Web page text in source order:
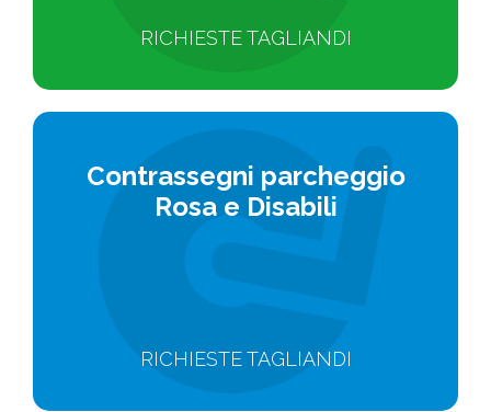
RICHIESTE TAGLIANDI
Contrassegni parcheggio
Rosa e Disabili
RICHIESTE TAGLIANDI